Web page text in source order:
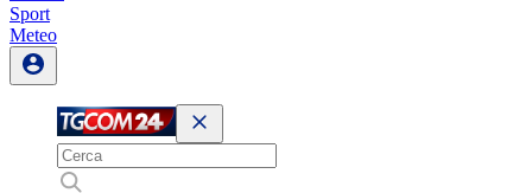
Sport
Meteo